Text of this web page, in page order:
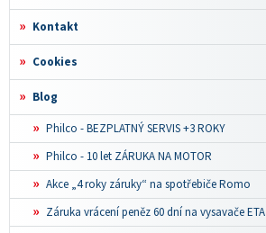
Kontakt
Cookies
Blog
Philco - BEZPLATNÝ SERVIS +3 ROKY
Philco - 10 let ZÁRUKA NA MOTOR
Akce „4 roky záruky“ na spotřebiče Romo
Záruka vrácení peněz 60 dní na vysavače ETA